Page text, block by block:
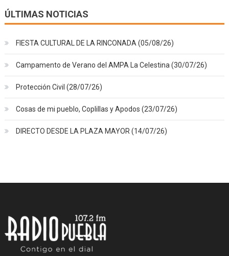
ÚLTIMAS NOTICIAS
FIESTA CULTURAL DE LA RINCONADA (05/08/26)
Campamento de Verano del AMPA La Celestina (30/07/26)
Protección Civil (28/07/26)
Cosas de mi pueblo, Coplillas y Apodos (23/07/26)
DIRECTO DESDE LA PLAZA MAYOR (14/07/26)